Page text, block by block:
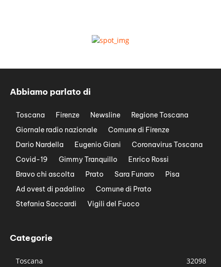
Abbiamo parlato di
Toscana Firenze Newsline
Regione Toscana
Giornale radio nazionale
Comune di Firenze
Dario Nardella
Eugenio Giani
Coronavirus Toscana
Covid-19
Gimmy Tranquillo
Enrico Rossi
Bravo chi ascolta
Prato Sara Funaro
Pisa
Ad ovest di padalino
Comune di Prato
Stefania Saccardi
Vigili del Fuoco
Categorie
Toscana
32098